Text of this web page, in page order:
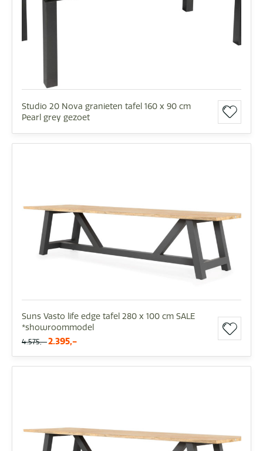
Studio 20 Nova granieten tafel 160 x 90 cm
Pearl grey gezoet
Suns Vasto life edge tafel 280 x 100 cm SALE
*showroommodel
4.575,- 2.395,-